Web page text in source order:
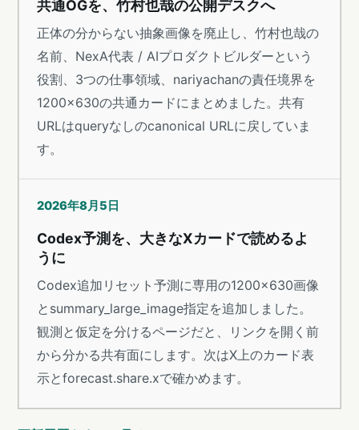
共通OGを、竹村也哉の公開デスクへ
正体の分からない抽象画像を廃止し、竹村也哉の
名前、NexA代表 / AIプロダクトビルダーという
役割、3つの仕事領域、nariyachanの責任境界を
1200×630の共通カードにまとめました。共有
URLはqueryなしのcanonical URLに戻していま
す。
2026年8月5日
Codex予測を、大きなXカードで読めるよ
うに
Codex追加リセット予測に専用の1200×630画像
とsummary_large_image指定を追加しました。
観測と仮定を分けるページだと、リンクを開く前
から分かる共有面にします。次はX上のカード表
示とforecast.share.xで確かめます。